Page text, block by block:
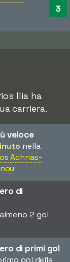
3
Ilia ha
carriera.
veloce
nella
Achnas-
di
2 gol
di primi gol
gol della